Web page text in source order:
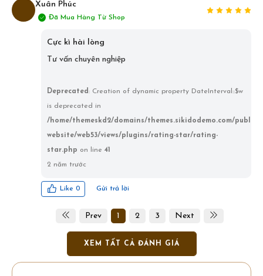
Xuân Phúc
Đã Mua Hàng Từ Shop
Cực kì hài lòng
Tư vấn chuyên nghiệp
Deprecated: Creation of dynamic property DateInterval::$w
is deprecated in
/home/themeskd2/domains/themes.sikidodemo.com/
website/web53/views/plugins/rating-star/rating-
star.php on line 41
2 năm trước
Like 0 Gửi trả lời
Prev 1 2 3 Next
XEM TẤT CẢ ĐÁNH GIÁ